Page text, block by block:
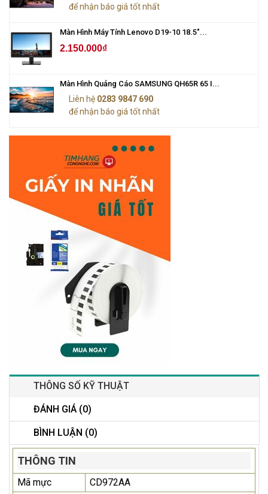
để nhận báo giá tốt nhất
Màn Hình Máy Tính Lenovo D19-10 18.5"...
2.150.000₫
Màn Hình Quảng Cáo SAMSUNG QH65R 65 I...
Liên hệ 0283 9847 690
để nhận báo giá tốt nhất
THÔNG SỐ KỸ THUẬT
ĐÁNH GIÁ (0)
BÌNH LUẬN (0)
THÔNG TIN
Mã mực CD972AA